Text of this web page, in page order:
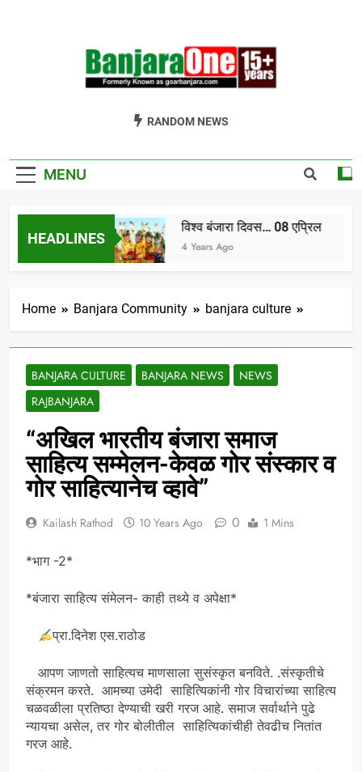
Welcome To
GoarBanjara.com
RANDOM NEWS
MENU
HEADLINES
भाग-1
विश्व बंजारा दिवस… 08 एप्रिल
4 Years Ago
Home Banjara Community banjara culture
BANJARA CULTURE BANJARA NEWS
NEWS
RAJBANJARA
“अखिल भारतीय बंजारा समाज
साहित्य सम्मेलन-केवळ गोर संस्कार व
गोर साहित्यानेच व्हावे”
Kailash Rathod 10 Years Ago 0 1 Mins
​*भाग -2*
*बंजारा साहित्य संमेलन- काही तथ्ये व अपेक्षा*
प्रा.दिनेश एस.राठोड
आपण जाणतो साहित्यच माणसाला सुसंस्कृत बनविते. .संस्कृतीचे
संक्रमन करते. आमच्या उमेदी साहित्यिकांनी गोर विचारांच्या साहित्य
चळवळीला प्रतिष्ठा देण्याची खरी गरज आहे. समाज सर्वार्थाने पुढे
न्यायचा असेल, तर गोर बोलीतील साहित्यिकांचीही तेवढीच नितांत
गरज आहे.